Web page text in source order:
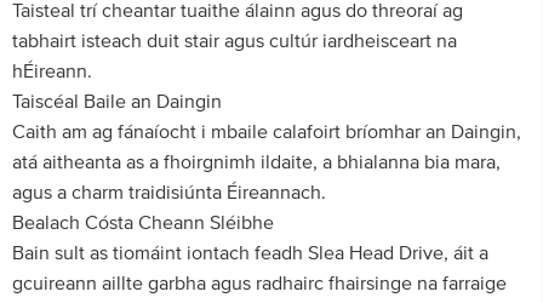
Taisteal trí cheantar tuaithe álainn agus do threoraí ag
tabhairt isteach duit stair agus cultúr iardheisceart na
hÉireann.
Taiscéal Baile an Daingin
Caith am ag fánaíocht i mbaile calafoirt bríomhar an Daingin,
atá aitheanta as a fhoirgnimh ildaite, a bhialanna bia mara,
agus a charm traidisiúnta Éireannach.
Bealach Cósta Cheann Sléibhe
Bain sult as tiomáint iontach feadh Slea Head Drive, áit a
gcuireann aillte garbha agus radhairc fhairsinge na farraige